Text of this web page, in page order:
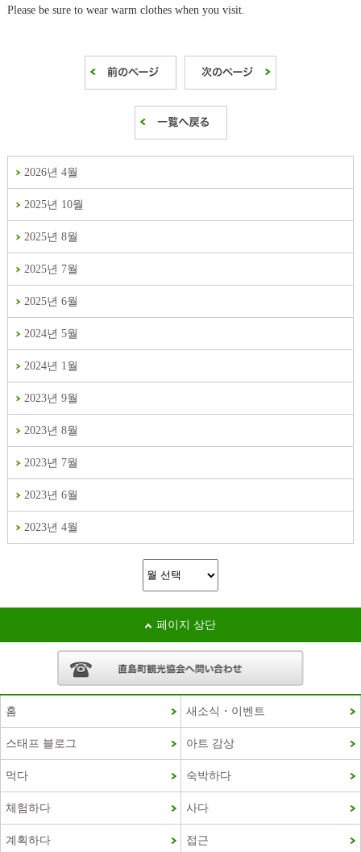
Please be sure to wear warm clothes when you visit.
2026년 4월
2025년 10월
2025년 8월
2025년 7월
2025년 6월
2024년 5월
2024년 1월
2023년 9월
2023년 8월
2023년 7월
2023년 6월
2023년 4월
페이지 상단
홈 새소식・이벤트
스태프 블로그 아트 감상
먹다 숙박하다
체험하다 사다
계획하다 접근
Chinese (China)
French